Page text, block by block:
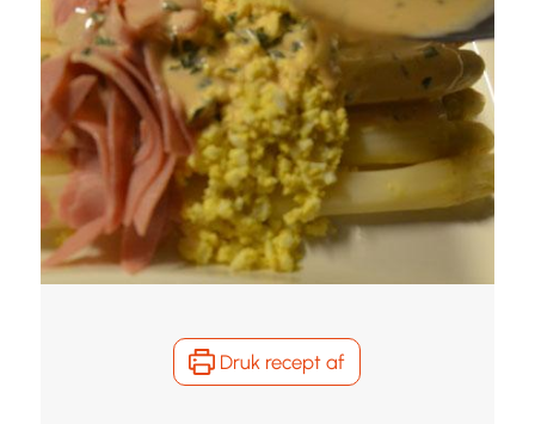
Druk recept af